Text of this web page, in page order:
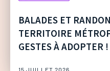
BALADES ET
TERRITOIRE
GESTES À ADOPTER !
15 JUILLET 2026